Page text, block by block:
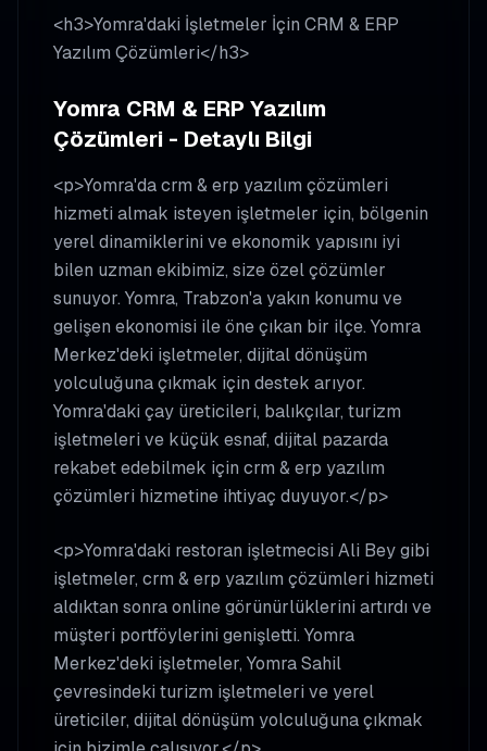
<h3>Yomra'daki İşletmeler İçin CRM & ERP
Yazılım Çözümleri</h3>
Yomra CRM & ERP Yazılım
Çözümleri - Detaylı Bilgi
<p>Yomra'da crm & erp yazılım çözümleri
hizmeti almak isteyen işletmeler için, bölgenin
yerel dinamiklerini ve ekonomik yapısını iyi
bilen uzman ekibimiz, size özel çözümler
sunuyor. Yomra, Trabzon'a yakın konumu ve
gelişen ekonomisi ile öne çıkan bir ilçe. Yomra
Merkez'deki işletmeler, dijital dönüşüm
yolculuğuna çıkmak için destek arıyor.
Yomra'daki çay üreticileri, balıkçılar, turizm
işletmeleri ve küçük esnaf, dijital pazarda
rekabet edebilmek için crm & erp yazılım
çözümleri hizmetine ihtiyaç duyuyor.</p>
<p>Yomra'daki restoran işletmecisi Ali Bey gibi
işletmeler, crm & erp yazılım çözümleri hizmeti
aldıktan sonra online görünürlüklerini artırdı ve
müşteri portföylerini genişletti. Yomra
Merkez'deki işletmeler, Yomra Sahil
çevresindeki turizm işletmeleri ve yerel
üreticiler, dijital dönüşüm yolculuğuna çıkmak